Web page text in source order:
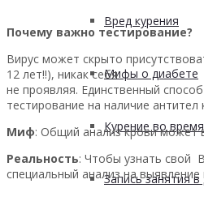
Вред курения
Мифы о диабете
Курение во
Запись занятия
Почему важно тестирование?
Вирус может скрыто
12 лет!!), никак себя
не проявляя. Единственный
тестирование на наличие антител
Миф: Общий анализ крови может
Реальность: Чтобы узнать свой
специальный анализ на